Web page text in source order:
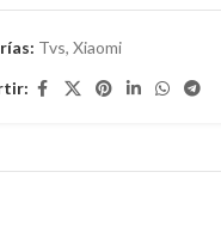
Tvs, Xiaomi